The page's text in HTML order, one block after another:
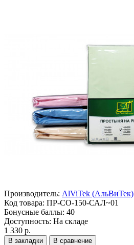
Производитель: AlViTek (АльВиТек)
Код товара: ПР-СО-150-САЛ~01
Бонусные баллы: 40
Доступность: На складе
1 330 р.
В закладки В сравнение